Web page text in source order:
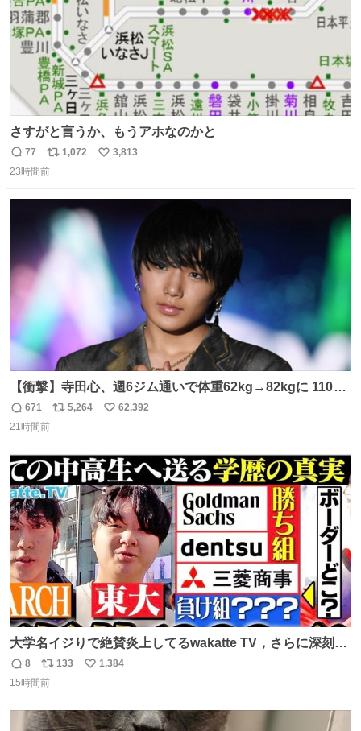
さすがと言うか、もうアホなのかと
返
信
77
リ
ポ
ト
数
1,072
い
3,813
23時間前
【衝撃】寺田心、週6ジム通いで体重62kg→82kgに 110kg
のベンチプレス持ち上げる姿披露
news.livedoor.com/article/detail… 元々自重のみだった
のためおにぎり10個、ゼリー飲料3～4本、パスタと毎日4
千kcalオーバーの食事を摂取し、増量したという。
返
信
671
リ
ト
数
5,264
い
数
62,392
21時間前
大学名イジりで絶賛炎上してるwakatte TV，さらに深刻な
問題はこっちでは？ ・都内の特定企業に入るのを極度に推
奨し，それ以外の地域で堅実に生きるのを周縁化する ・恋
化する ・院生が研究環境を求め他大学に移るのを批判する
返
信
8
リ
ポ
ト
133
い
数
1,384
15時間前